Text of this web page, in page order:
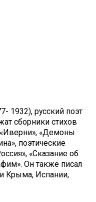
1932), русский поэт
сборники стихов
«Демоны
поэтические
«Сказание об
Он также писал
Крыма, Испании,